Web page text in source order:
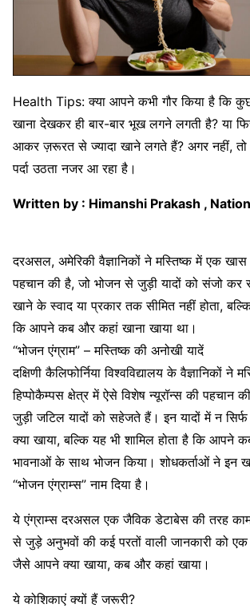
Health Tips: क्या आपने कभी गौर किया है कि कुछ
खाना देखकर ही बार-बार भूख लगने लगती है? या
आकर ज़रूरत से ज्यादा खाने लगते हैं? अगर नहीं,
पर्दा उठता नजर आ रहा है।
Written by : Himanshi Prakash ,
दरअसल, अमेरिकी वैज्ञानिकों ने मस्तिष्क में एक
पहचान की है, जो भोजन से जुड़ी यादों को संजो कर
खाने के स्वाद या प्रकार तक सीमित नहीं होता,
कि आपने कब और कहां खाना खाया था।
“भोजन एंग्राम” – मस्तिष्क की अनोखी यादें
दक्षिणी कैलिफोर्निया विश्वविद्यालय के वैज्ञानिकों ने
हिप्पोकैम्पस क्षेत्र में ऐसे विशेष न्यूरॉन्स की पहचान
जुड़ी जटिल यादों को सहेजते हैं। इन यादों में न
क्या खाया, बल्कि यह भी शामिल होता है कि आपने
भावनाओं के साथ भोजन किया। शोधकर्ताओं ने इन
“भोजन एंग्राम्स” नाम दिया है।
ये एंग्राम्स दरअसल एक जैविक डेटाबेस की तरह
से जुड़े अनुभवों की कई परतों वाली जानकारी को
जैसे आपने क्या खाया, कब और कहां खाया।
ये कोशिकाएं क्यों हैं जरूरी?